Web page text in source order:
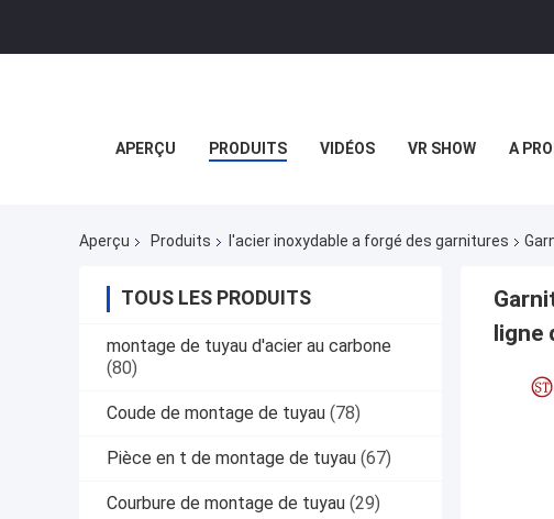
APERÇU PRODUITS VIDÉOS VR SHOW A
Aperçu Produits l'acier inoxydable a forgé des garnitures
TOUS LES PRODUITS
montage de tuyau d'acier au carbone
(80)
Coude de montage de tuyau (78)
Pièce en t de montage de tuyau (67)
Courbure de montage de tuyau (29)
ligne